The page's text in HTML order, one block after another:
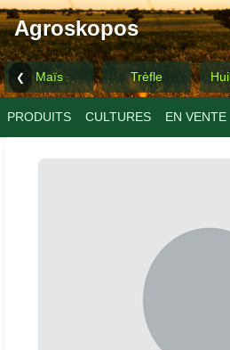
Agroskopos
❮ Maïs Trèfle
PRODUITS CULTURES EN VENTE